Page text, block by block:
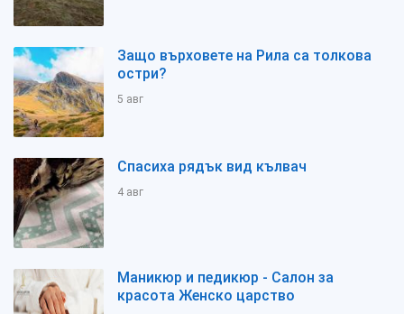
Защо върховете на Рила са толкова
остри?
5 авг
Спасиха рядък вид кълвач
4 авг
Маникюр и педикюр - Салон за
красота Женско царство